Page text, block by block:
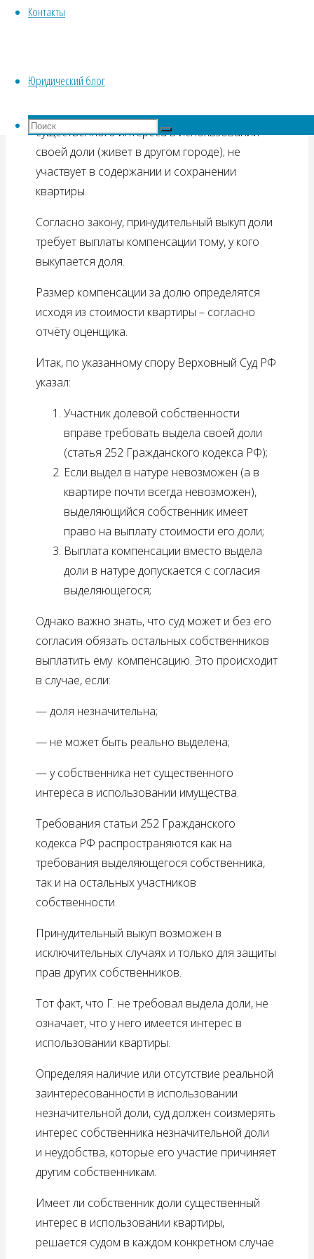
Контакты
Юридический блог
Поиск
Что
искать:
Поиск
доли у других собственников – по 21/100 и
То есть, имеется ещё один собственник с
долей в 7/100, однако иск был предъявлен
только к Г., так как он не имеет
существенного интереса в использовании
своей доли (живет в другом городе); не
участвует в содержании и сохранении
квартиры.
Согласно закону, принудительный выкуп доли
требует выплаты компенсации тому, у кого
выкупается доля.
Размер компенсации за долю определятся
исходя из стоимости квартиры – согласно
отчёту оценщика.
Итак, по указанному спору Верховный Суд РФ
указал:
Участник долевой собственности
вправе требовать выдела своей доли
(статья 252 Гражданского кодекса РФ);
Если выдел в натуре невозможен (а в
квартире почти всегда невозможен),
выделяющийся собственник имеет
право на выплату стоимости его доли;
Выплата компенсации вместо выдела
доли в натуре допускается с согласия
выделяющегося;
Однако важно знать, что суд может и без его
согласия обязать остальных собственников
выплатить ему компенсацию. Это происходит
в случае, если:
— доля незначительна;
— не может быть реально выделена;
— у собственника нет существенного
интереса в использовании имущества.
Требования статьи 252 Гражданского
кодекса РФ распространяются как на
требования выделяющегося собственника,
так и на остальных участников
собственности.
Принудительный выкуп возможен в
исключительных случаях и только для защиты
прав других собственников.
Тот факт, что Г. не требовал выдела доли, не
означает, что у него имеется интерес в
использовании квартиры.
Определяя наличие или отсутствие реальной
заинтересованности в использовании
незначительной доли, суд должен соизмерять
интерес собственника незначительной доли
и неудобства, которые его участие причиняет
другим собственникам.
Имеет ли собственник доли существенный
интерес в использовании квартиры,
решается судом в каждом конкретном случае